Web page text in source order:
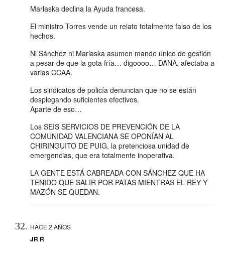
Marlaska declina la Ayuda francesa.
El ministro Torres vende un relato totalmente falso de los
hechos.
Ni Sánchez ni Marlaska asumen mando único de gestión
a pesar de que la gota fría… digoooo… DANA, afectaba a
varias CCAA.
Los sindicatos de policía denuncian que no se están
desplegando suficientes efectivos.
Aparte de eso…
Los SEIS SERVICIOS DE PREVENCIÓN DE LA
COMUNIDAD VALENCIANA SE OPONÍAN AL
CHIRINGUITO DE PUIG, la pretenciosa unidad de
emergencias, que era totalmente inoperativa.
LA GENTE ESTÁ CABREADA CON SÁNCHEZ QUE HA
TENIDO QUE SALIR POR PATAS MIENTRAS EL REY Y
MAZÓN SE QUEDAN.
HACE 2 AÑOS
JR R